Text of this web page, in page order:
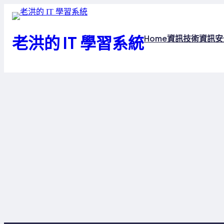
老洪的 IT 學習系統Home資訊技術資訊